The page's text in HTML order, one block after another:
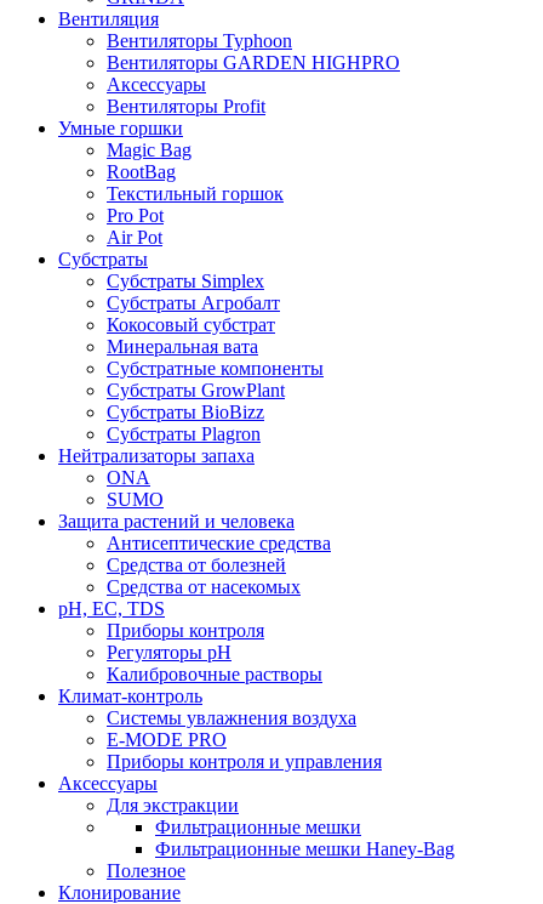
Вентиляция
Вентиляторы Typhoon
Вентиляторы GARDEN HIGHPRO
Аксессуары
Вентиляторы Profit
Умные горшки
Magic Bag
RootBag
Текстильный горшок
Pro Pot
Air Pot
Субстраты
Субстраты Simplex
Субстраты Агробалт
Кокосовый субстрат
Минеральная вата
Субстратные компоненты
Субстраты GrowPlant
Субстраты BioBizz
Субстраты Plagron
Нейтрализаторы запаха
ONA
SUMO
Защита растений и человека
Антисептические средства
Средства от болезней
Средства от насекомых
pH, EC, TDS
Приборы контроля
Регуляторы pH
Калибровочные растворы
Климат-контроль
Системы увлажнения воздуха
E-MODE PRO
Приборы контроля и управления
Аксессуары
Для экстракции
Фильтрационные мешки
Фильтрационные мешки Haney-Bag
Полезное
Клонирование